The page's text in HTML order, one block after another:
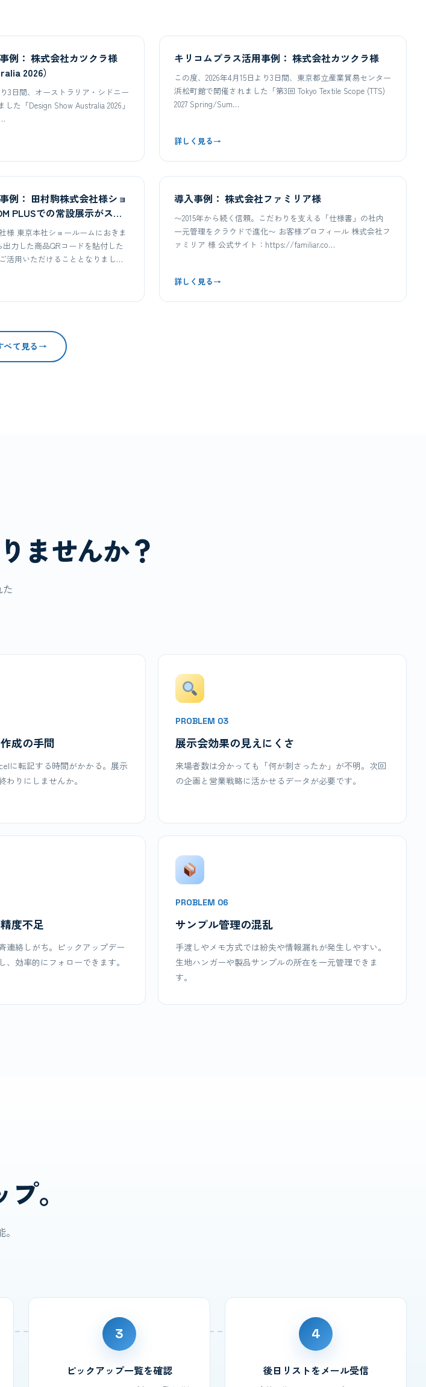
例： 株式会社カツクラ様
2026）
3日間、オーストラリア・シドニー
た「Design Show Australia 2026」
キリコムプラス活用事例： 株式会社カツクラ様
この度、2026年4月15日より3日間、東京都立産業貿易センター
浜松町館で開催されました「第3回 Tokyo Textile Scope (TTS)
2027 Spring/Sum…
詳しく見る→
例： 田村駒株式会社様ショ
PLUSでの常設展示がスタ
様 東京本社ショールームにおきま
出力した商品QRコードを貼付した
活用いただけることとなりまし
導入事例： 株式会社ファミリア様
〜2015年から続く信頼。こだわりを支える「仕様書」の社内
一元管理をクラウドで進化〜 お客様プロフィール 株式会社フ
ァミリア 様 公式サイト：https://familiar.co…
詳しく見る→
べて見る →
ませんか？
成の手間
に転記する時間がかかる。展示
わりにしませんか。
PROBLEM 03
展示会効果の見えにくさ
来場者数は分かっても「何が刺さったか」が不明。次回
の企画と営業戦略に活かせるデータが必要です。
度不足
連絡しがち。ピックアップデー
、効率的にフォローできます。
PROBLEM 06
サンプル管理の混乱
手渡しやメモ方式では紛失や情報漏れが発生しやすい。
生地ハンガーや製品サンプルの所在を一元管理できま
す。
。
3
ピックアップ一覧を確認
4
後日リストをメール受信